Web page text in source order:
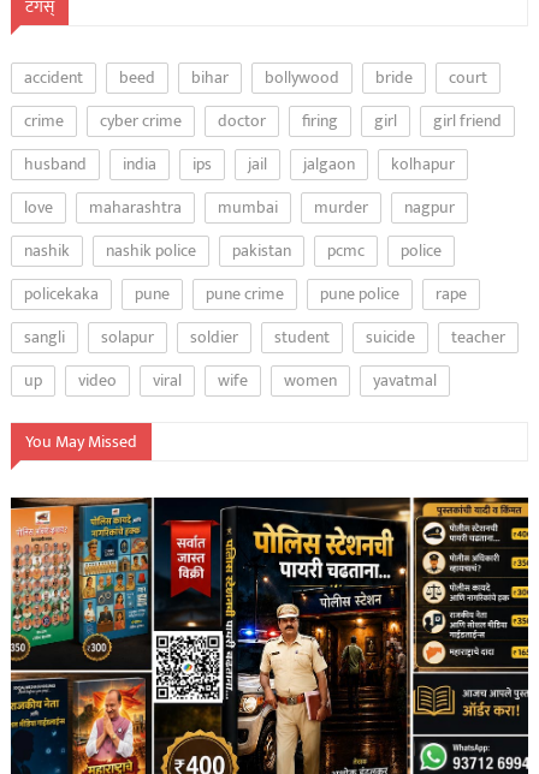
टॅगस्
accident beed bihar bollywood bride
court
crime
cyber crime doctor firing girl
girl friend
husband
india ips jail jalgaon
kolhapur
love
maharashtra mumbai murder
nagpur
nashik
nashik police pakistan pcmc
police
policekaka
pune pune crime pune police
rape
sangli
solapur soldier student suicide
teacher
up
video viral wife women yavatmal
You May Missed